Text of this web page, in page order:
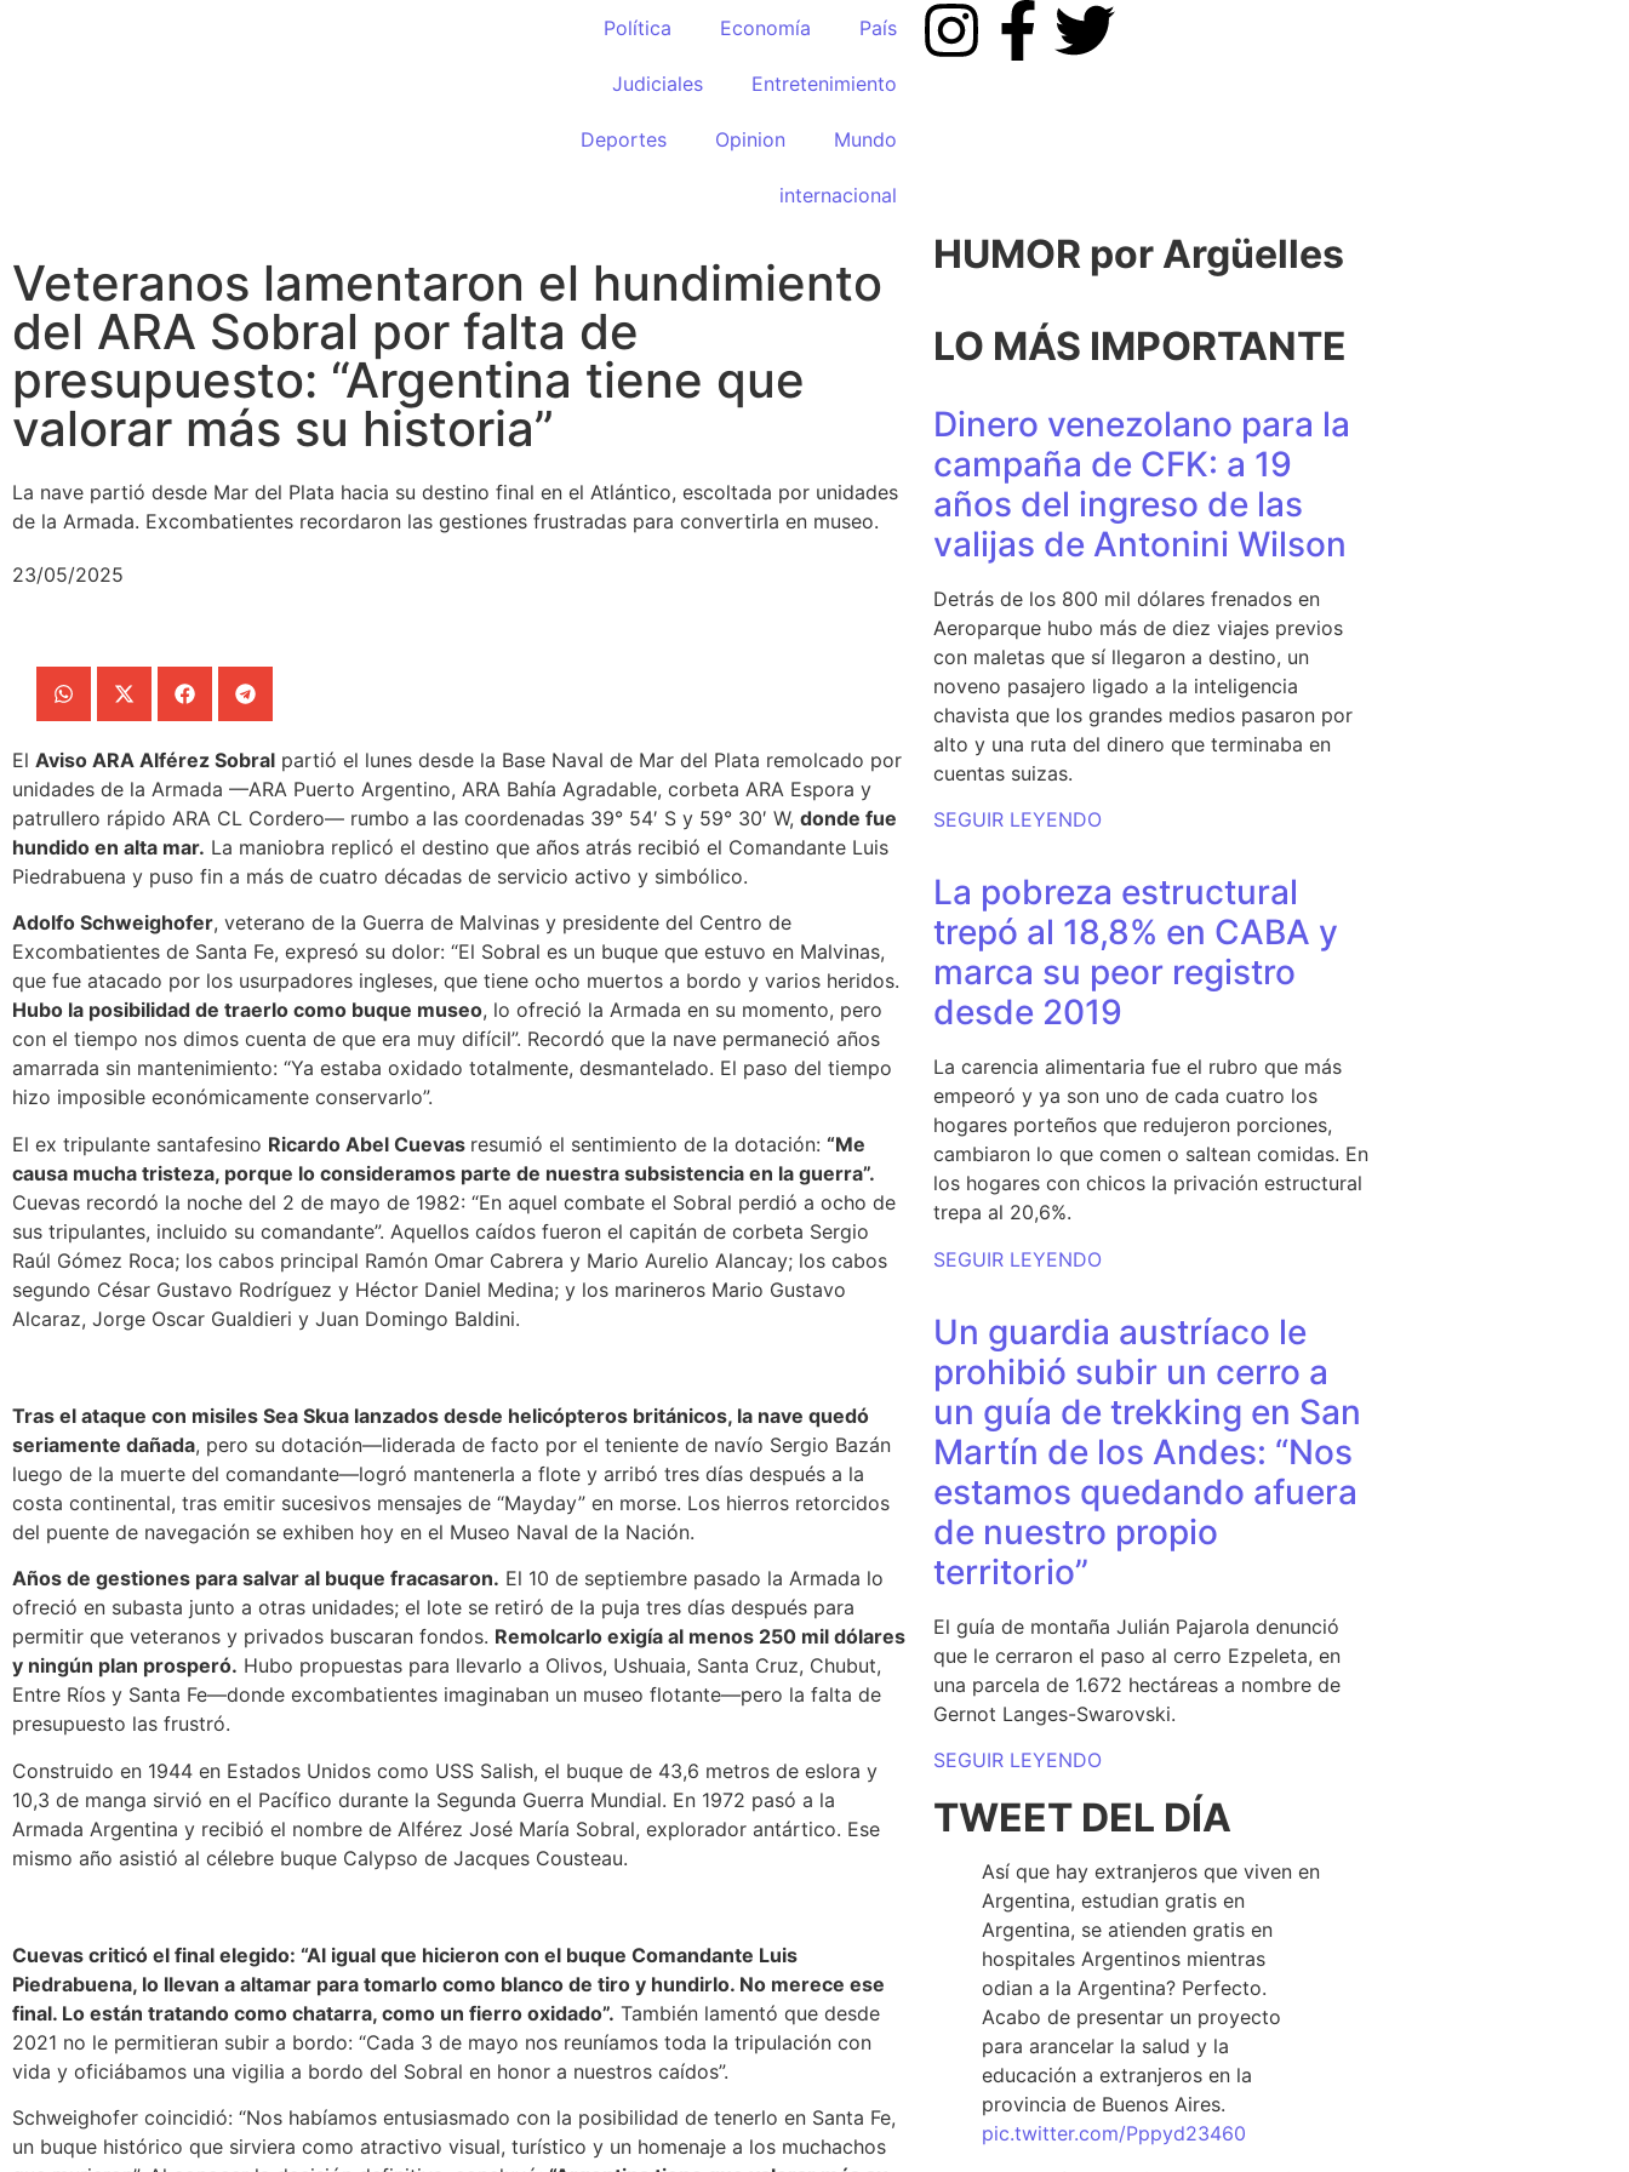
Política Economía País
Judiciales Entretenimiento
Deportes Opinion Mundo
internacional
Veteranos lamentaron el hundimiento
del ARA Sobral por falta de
presupuesto: “Argentina tiene que
valorar más su historia”
La nave partió desde Mar del Plata hacia su destino final en el Atlántico, escoltada por unidades
de la Armada. Excombatientes recordaron las gestiones frustradas para convertirla en museo.
23/05/2025
El Aviso ARA Alférez Sobral partió el lunes desde la Base Naval de Mar del Plata remolcado por
unidades de la Armada —ARA Puerto Argentino, ARA Bahía Agradable, corbeta ARA Espora y
patrullero rápido ARA CL Cordero— rumbo a las coordenadas 39° 54′ S y 59° 30′ W, donde fue
hundido en alta mar. La maniobra replicó el destino que años atrás recibió el Comandante Luis
Piedrabuena y puso fin a más de cuatro décadas de servicio activo y simbólico.
Adolfo Schweighofer, veterano de la Guerra de Malvinas y presidente del Centro de
Excombatientes de Santa Fe, expresó su dolor: “El Sobral es un buque que estuvo en Malvinas,
que fue atacado por los usurpadores ingleses, que tiene ocho muertos a bordo y varios heridos.
Hubo la posibilidad de traerlo como buque museo, lo ofreció la Armada en su momento, pero
con el tiempo nos dimos cuenta de que era muy difícil”. Recordó que la nave permaneció años
amarrada sin mantenimiento: “Ya estaba oxidado totalmente, desmantelado. El paso del tiempo
hizo imposible económicamente conservarlo”.
El ex tripulante santafesino Ricardo Abel Cuevas resumió el sentimiento de la dotación: “Me
causa mucha tristeza, porque lo consideramos parte de nuestra subsistencia en la guerra”.
Cuevas recordó la noche del 2 de mayo de 1982: “En aquel combate el Sobral perdió a ocho de
sus tripulantes, incluido su comandante”. Aquellos caídos fueron el capitán de corbeta Sergio
Raúl Gómez Roca; los cabos principal Ramón Omar Cabrera y Mario Aurelio Alancay; los cabos
segundo César Gustavo Rodríguez y Héctor Daniel Medina; y los marineros Mario Gustavo
Alcaraz, Jorge Oscar Gualdieri y Juan Domingo Baldini.
Tras el ataque con misiles Sea Skua lanzados desde helicópteros británicos, la nave quedó
seriamente dañada, pero su dotación—liderada de facto por el teniente de navío Sergio Bazán
luego de la muerte del comandante—logró mantenerla a flote y arribó tres días después a la
costa continental, tras emitir sucesivos mensajes de “Mayday” en morse. Los hierros retorcidos
del puente de navegación se exhiben hoy en el Museo Naval de la Nación.
Años de gestiones para salvar al buque fracasaron. El 10 de septiembre pasado la Armada lo
ofreció en subasta junto a otras unidades; el lote se retiró de la puja tres días después para
permitir que veteranos y privados buscaran fondos. Remolcarlo exigía al menos 250 mil dólares
y ningún plan prosperó. Hubo propuestas para llevarlo a Olivos, Ushuaia, Santa Cruz, Chubut,
Entre Ríos y Santa Fe—donde excombatientes imaginaban un museo flotante—pero la falta de
presupuesto las frustró.
Construido en 1944 en Estados Unidos como USS Salish, el buque de 43,6 metros de eslora y
10,3 de manga sirvió en el Pacífico durante la Segunda Guerra Mundial. En 1972 pasó a la
Armada Argentina y recibió el nombre de Alférez José María Sobral, explorador antártico. Ese
mismo año asistió al célebre buque Calypso de Jacques Cousteau.
Cuevas criticó el final elegido: “Al igual que hicieron con el buque Comandante Luis
Piedrabuena, lo llevan a altamar para tomarlo como blanco de tiro y hundirlo. No merece ese
final. Lo están tratando como chatarra, como un fierro oxidado”. También lamentó que desde
2021 no le permitieran subir a bordo: “Cada 3 de mayo nos reuníamos toda la tripulación con
vida y oficiábamos una vigilia a bordo del Sobral en honor a nuestros caídos”.
Schweighofer coincidió: “Nos habíamos entusiasmado con la posibilidad de tenerlo en Santa Fe,
un buque histórico que sirviera como atractivo visual, turístico y un homenaje a los muchachos
HUMOR por Argüelles​
LO MÁS IMPORTANTE
Dinero venezolano para la
campaña de CFK: a 19
años del ingreso de las
valijas de Antonini Wilson
Detrás de los 800 mil dólares frenados en
Aeroparque hubo más de diez viajes previos
con maletas que sí llegaron a destino, un
noveno pasajero ligado a la inteligencia
chavista que los grandes medios pasaron por
alto y una ruta del dinero que terminaba en
cuentas suizas.
SEGUIR LEYENDO
La pobreza estructural
trepó al 18,8% en CABA y
marca su peor registro
desde 2019
La carencia alimentaria fue el rubro que más
empeoró y ya son uno de cada cuatro los
hogares porteños que redujeron porciones,
cambiaron lo que comen o saltean comidas. En
los hogares con chicos la privación estructural
trepa al 20,6%.
SEGUIR LEYENDO
Un guardia austríaco le
prohibió subir un cerro a
un guía de trekking en San
Martín de los Andes: “Nos
estamos quedando afuera
de nuestro propio
territorio”
El guía de montaña Julián Pajarola denunció
que le cerraron el paso al cerro Ezpeleta, en
una parcela de 1.672 hectáreas a nombre de
Gernot Langes-Swarovski.
SEGUIR LEYENDO
TWEET DEL DÍA
Así que hay extranjeros que viven en
Argentina, estudian gratis en
Argentina, se atienden gratis en
hospitales Argentinos mientras
odian a la Argentina? Perfecto.
Acabo de presentar un proyecto
para arancelar la salud y la
educación a extranjeros en la
provincia de Buenos Aires.
pic.twitter.com/Pppyd23460